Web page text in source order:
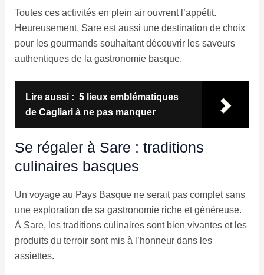
Toutes ces activités en plein air ouvrent l’appétit.
Heureusement, Sare est aussi une destination de choix
pour les gourmands souhaitant découvrir les saveurs
authentiques de la gastronomie basque.
Lire aussi : 5 lieux emblématiques
de Cagliari à ne pas manquer
Se régaler à Sare : traditions
culinaires basques
Un voyage au Pays Basque ne serait pas complet sans
une exploration de sa gastronomie riche et généreuse.
À Sare, les traditions culinaires sont bien vivantes et les
produits du terroir sont mis à l’honneur dans les
assiettes.